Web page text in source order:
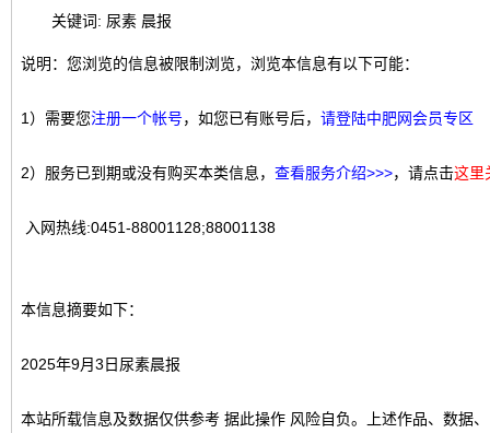
关键词: 尿素 晨报
说明：您浏览的信息被限制浏览，浏览本信息有以下可能：
1）需要您注册一个帐号，如您已有账号后， 请登陆中肥网会员专区
2）服务已到期或没有购买本类信息， 查看服务介绍>>>，请点击这里
入网热线:0451-88001128;88001138
本信息摘要如下：
2025年9月3日尿素晨报
本站所载信息及数据仅供参考 据此操作 风险自负。上述作品、数据